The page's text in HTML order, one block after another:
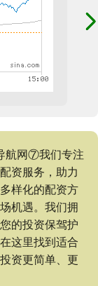
航网⑦我们专注
资服务，助力
样化的配资方
机遇。我们拥
的投资保驾护
这里找到适合
资更简单、更